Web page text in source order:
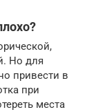
Но для
привести в
при
места